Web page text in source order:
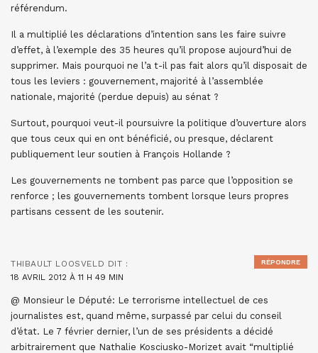
référendum.
Il a multiplié les déclarations d’intention sans les faire suivre
d’effet, à l’exemple des 35 heures qu’il propose aujourd’hui de
supprimer. Mais pourquoi ne l’a t-il pas fait alors qu’il disposait de
tous les leviers : gouvernement, majorité à l’assemblée
nationale, majorité (perdue depuis) au sénat ?
Surtout, pourquoi veut-il poursuivre la politique d’ouverture alors
que tous ceux qui en ont bénéficié, ou presque, déclarent
publiquement leur soutien à François Hollande ?
Les gouvernements ne tombent pas parce que l’opposition se
renforce ; les gouvernements tombent lorsque leurs propres
partisans cessent de les soutenir.
THIBAULT LOOSVELD DIT :
18 AVRIL 2012 À 11 H 49 MIN
@ Monsieur le Député: Le terrorisme intellectuel de ces
journalistes est, quand même, surpassé par celui du conseil
d’état. Le 7 février dernier, l’un de ses présidents a décidé
arbitrairement que Nathalie Kosciusko-Morizet avait “multiplié
RÉPONDRE